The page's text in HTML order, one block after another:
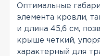
Оптимальные
элемента кровли,
и длина 45,6 см,
крыше четкий,
характерный для